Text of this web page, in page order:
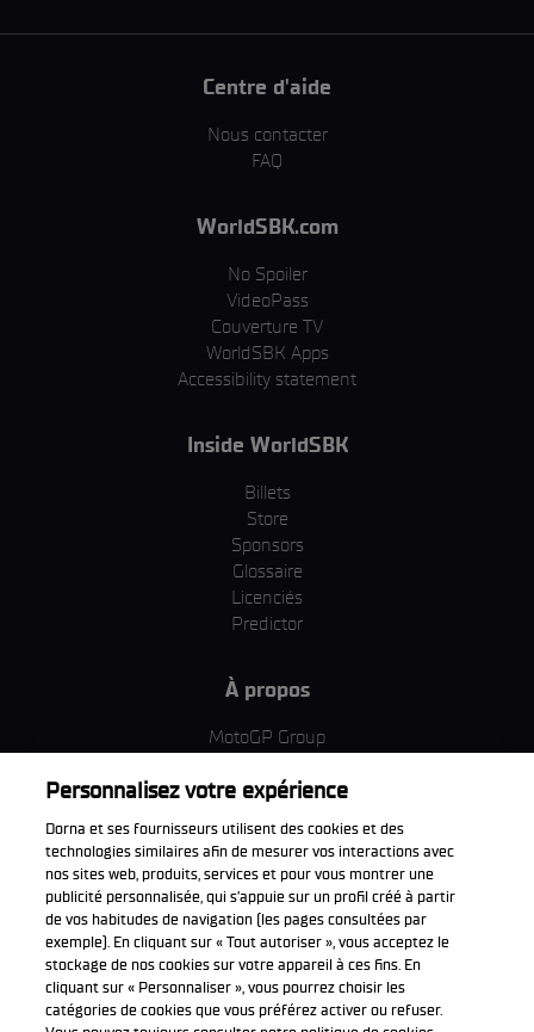
Centre d'aide
Nous contacter
FAQ
WorldSBK.com
No Spoiler
VideoPass
Couverture TV
WorldSBK Apps
Accessibility statement
Inside WorldSBK
Billets
Store
Sponsors
Glossaire
Licenciés
Predictor
À propos
MotoGP Group
Termes et conditions d'utilisation
Politique de confidentialité
Politique d’achat
Télécharger l'appli officiell
Personnalisez votre expérience
Dorna et ses fournisseurs utilisent des cookies et des
technologies similaires afin de mesurer vos interactions avec
nos sites web, produits, services et pour vous montrer une
publicité personnalisée, qui s’appuie sur un profil créé à partir
de vos habitudes de navigation (les pages consultées par
exemple). En cliquant sur « Tout autoriser », vous acceptez le
stockage de nos cookies sur votre appareil à ces fins. En
cliquant sur « Personnaliser », vous pourrez choisir les
catégories de cookies que vous préférez activer ou refuser.